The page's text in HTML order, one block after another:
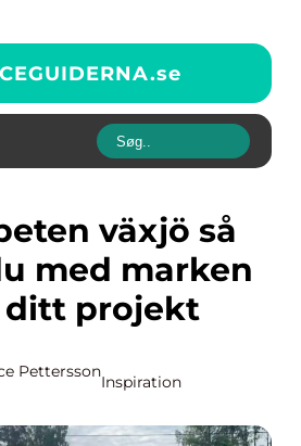
se
med marken
projekt
Pettersson
Inspiration